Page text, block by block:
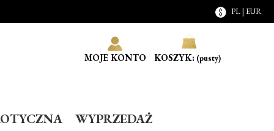
MOJE KONTO KOSZYK: (pusty)
WYPRZEDAŻ
PL | EUR